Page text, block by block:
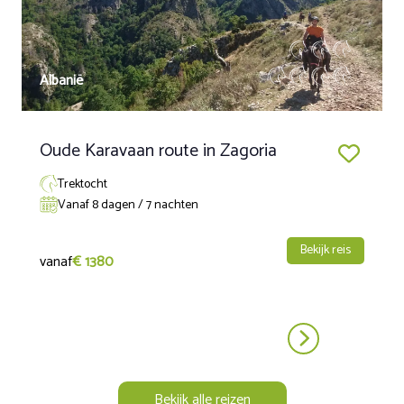
passanten en hun vee. De aanleg van de weg die over de
Petit Saint Bernard voert dateert waarschijnlijk uit de
periode van keizer Julius Caesar, rond 45 voor Christus. De
weg was af in het jaar 2 of 3. Vanuit Seez rijden we naar de
Romeinse weg die ons naar Saint Germain leidt. Vanaf daar
volgen wij de pas die duidelijk is gemarkeerd bij de grens
daarna het museum van Petit Saint Bernard. Ook
ontdekken wij de Romeinse ruïnes. Transfer per minibus
naar de thermische baden van Pré Saint Didier van waar wij
prachtig zicht hebben op de indrukwekkende Mont Blanc-
keten. Tenslotte krijgen wij een transfer naar het
charmante, middeleeuwse hotel in Courmayeur waar wij
dineren en overnachten.
Vandaag staat een mooie excursie naar Valle d’Aosta in
Italië op het programma. De nieuwe kolonie van Augusta
Christus. Het ligt op de kruispunten tussen de weg van
Albanië
Oude Karavaan route in Zagoria
Trektocht
Vanaf 8 dagen / 7 nachten
vanaf€ 1380 Bekijk reis